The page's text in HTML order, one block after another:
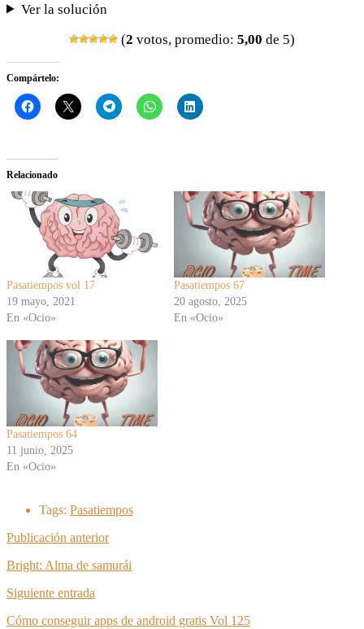
Ver la solución
(2 votos, promedio: 5,00 de 5)
Compártelo:
Relacionado
Pasatiempos vol 17
19 mayo, 2021
En «Ocio»
Pasatiempos 67
20 agosto, 2025
En «Ocio»
Pasatiempos 64
11 junio, 2025
En «Ocio»
Tags: Pasatiempos
Publicación anterior
Bright: Alma de samurái
Siguiente entrada
Cómo conseguir apps de android gratis Vol 125